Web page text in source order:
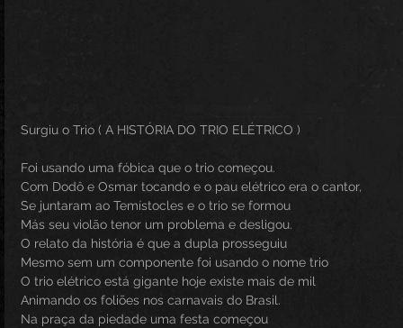
Surgiu o Trio ( A HISTÓRIA DO TRIO ELÉTRICO )
Foi usando uma fóbica que o trio começou.
Com Dodô e Osmar tocando e o pau elétrico era o cantor,
Se juntaram ao Temístocles e o trio se formou
Más seu violão tenor um problema e desligou.
O relato da história é que a dupla prosseguiu
Mesmo sem um componente foi usando o nome trio
O trio elétrico está gigante hoje existe mais de mil
Animando os foliões nos carnavais do Brasil.
Na praça da piedade uma festa começou